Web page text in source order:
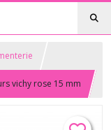
vichy rose 15 mm